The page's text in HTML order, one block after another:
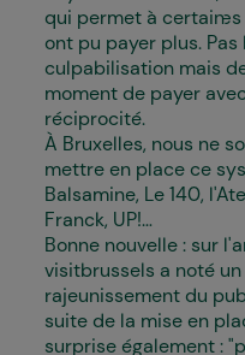
qui permet à
ont pu payer plus.
culpabilisation mais
moment de payer
réciprocité.
À Bruxelles, nous ne
mettre en place ce
Balsamine, Le 140,
Franck, UP!...
Bonne nouvelle : sur
visitbrussels a noté
rajeunissement du
suite de la mise en
surprise également :